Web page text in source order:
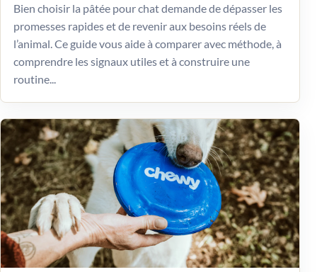
Bien choisir la pâtée pour chat demande de dépasser les
promesses rapides et de revenir aux besoins réels de
l’animal. Ce guide vous aide à comparer avec méthode, à
comprendre les signaux utiles et à construire une
routine...